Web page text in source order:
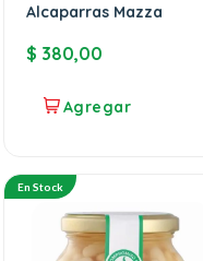
Alcaparras Mazza
$ 380,00
En Stock